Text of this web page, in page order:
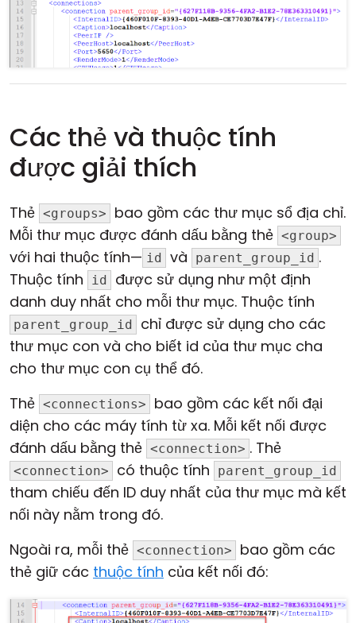
Các thẻ và thuộc tính
được giải thích
Thẻ <groups>
bao gồm các thư mục sổ địa chỉ.
Mỗi thư mục được đánh dấu bằng thẻ <group>
với hai thuộc tính— id và parent_group_id .
Thuộc tính
id
được sử dụng như một định
danh duy nhất cho mỗi thư mục. Thuộc tính
parent_group_id
chỉ được sử dụng cho các
thư mục con và cho biết id của thư mục cha
cho thư mục con cụ thể đó.
Thẻ <connections>
bao gồm các kết nối đại
diện cho các máy tính từ xa. Mỗi kết nối được
đánh dấu bằng thẻ <connection> . Thẻ
<connection> có thuộc tính parent_group_id
tham chiếu đến ID duy nhất của thư mục mà kết
nối này nằm trong đó.
Ngoài ra, mỗi thẻ <connection>
bao gồm các
thẻ giữ các thuộc tính của kết nối đó: